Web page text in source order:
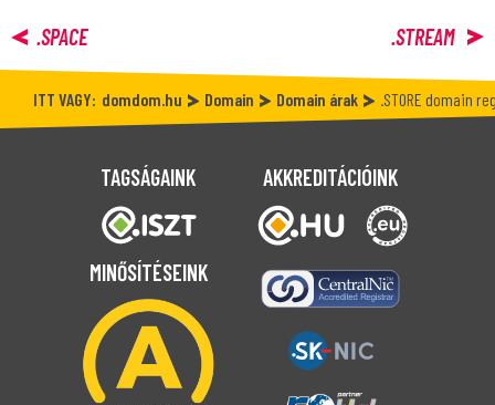
.SPACE .STREAM
ITT VAGY: domdom.hu Domain Domain árak .STORE domain
TAGSÁGAINK
MINŐSÍTÉSEINK
AKKREDITÁCIÓINK